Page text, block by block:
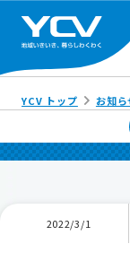
YCV トップ お知ら
2022/3/1